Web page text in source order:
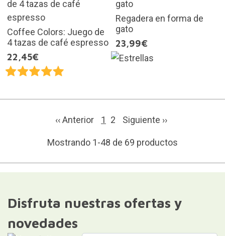
Coffee Colors: Juego de
4 tazas de café espresso
22,45€
Regadera en forma de
gato
23,99€
‹‹ Anterior 1 2 Siguiente ››
Mostrando 1-48 de 69 productos
Disfruta nuestras ofertas y
novedades